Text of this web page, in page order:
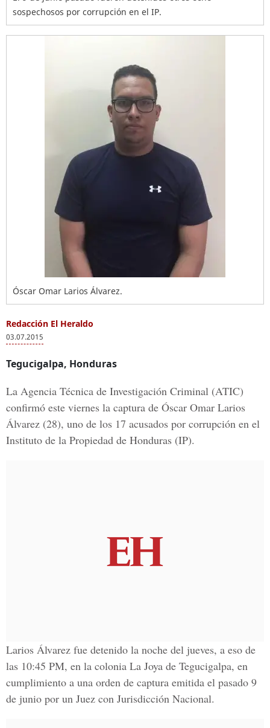
sospechosos por corrupción en el IP.
Óscar Omar Larios Álvarez.
Redacción El Heraldo
03.07.2015
Tegucigalpa, Honduras
La Agencia Técnica de Investigación Criminal (ATIC)
confirmó este viernes la captura de Óscar Omar Larios
Álvarez (28), uno de los 17 acusados por corrupción en el
Instituto de la Propiedad de Honduras (IP).
Larios Álvarez fue detenido la noche del jueves, a eso de
las 10:45 PM, en la colonia La Joya de Tegucigalpa, en
cumplimiento a una orden de captura emitida el pasado 9
de junio por un Juez con Jurisdicción Nacional.